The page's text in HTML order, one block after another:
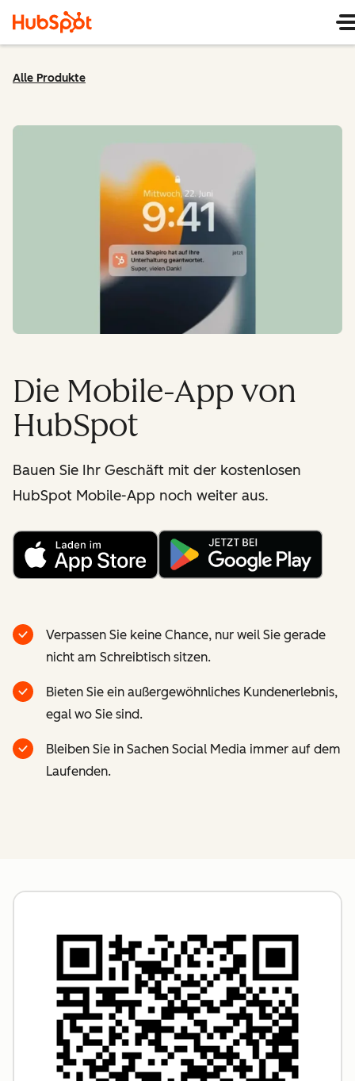
Alle Produkte
Die Mobile-App von
HubSpot
Bauen Sie Ihr Geschäft mit der kostenlosen
HubSpot Mobile-App noch weiter aus.
Verpassen Sie keine Chance, nur weil Sie gerade
nicht am Schreibtisch sitzen.
Bieten Sie ein außergewöhnliches Kundenerlebnis,
egal wo Sie sind.
Bleiben Sie in Sachen Social Media immer auf dem
Laufenden.